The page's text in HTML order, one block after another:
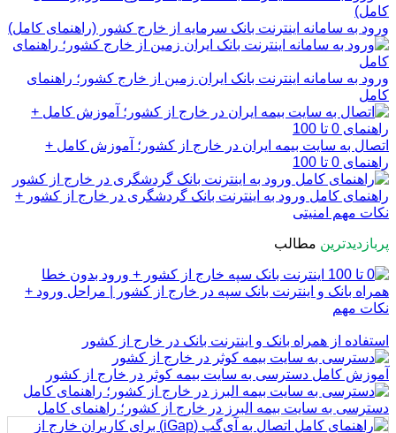
ورود به سامانه اینترنت بانک سرمایه از خارج کشور (راهنمای کامل)
ورود به سامانه اینترنت بانک ایران زمین از خارج کشور؛ راهنمای
کامل
اتصال به سایت بیمه ایران در خارج از کشور؛ آموزش کامل +
راهنمای 0 تا 100
راهنمای کامل ورود به اینترنت بانک گردشگری در خارج از کشور +
نکات مهم امنیتی
پربازدیدترین مطالب
همراه بانک و اینترنت بانک سپه در خارج از کشور | مراحل ورود +
نکات مهم
استفاده از همراه بانک و اینترنت بانک در خارج از کشور
آموزش کامل دسترسی به سایت بیمه کوثر در خارج از کشور
دسترسی به سایت بیمه البرز در خارج از کشور؛ راهنمای کامل